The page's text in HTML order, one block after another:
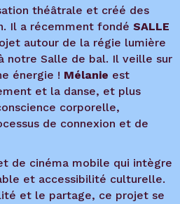
théâtrale et créé des
Il a récemment fondé SALLE
autour de la régie lumière
notre Salle de bal. Il veille sur
énergie ! Mélanie est
et la danse, et plus
corporelle,
de connexion et de
de cinéma mobile qui intègre
et accessibilité culturelle.
et le partage, ce projet se